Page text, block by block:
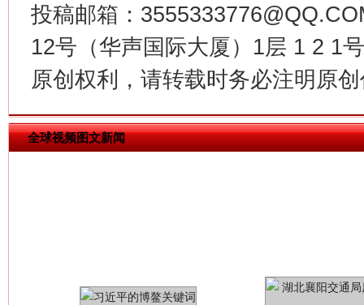
投稿邮箱：
12号（华声国际大厦）1层 1 2 1
原创权利，请转载时务必注明原
全球视频图文新闻
在谋一域中谋全局
今